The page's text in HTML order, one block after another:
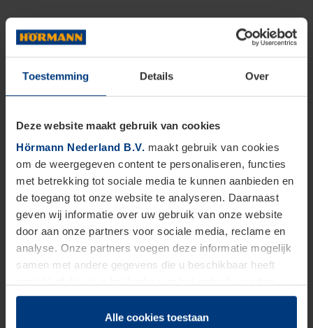
Toestemming Details Over
Deze website maakt gebruik van cookies
Hörmann Nederland B.V. maakt gebruik van cookies
om de weergegeven content te personaliseren, functies
met betrekking tot sociale media te kunnen aanbieden en
de toegang tot onze website te analyseren. Daarnaast
geven wij informatie over uw gebruik van onze website
door aan onze partners voor sociale media, reclame en
analyse. Onze partners voegen deze informatie mogelijk
samen met andere gegevens die u beschikbaar heeft
dienstverlening hebben verzameld.
Juridisch zijn wij gerechtigd om cookies op uw computer
Alle cookies toestaan